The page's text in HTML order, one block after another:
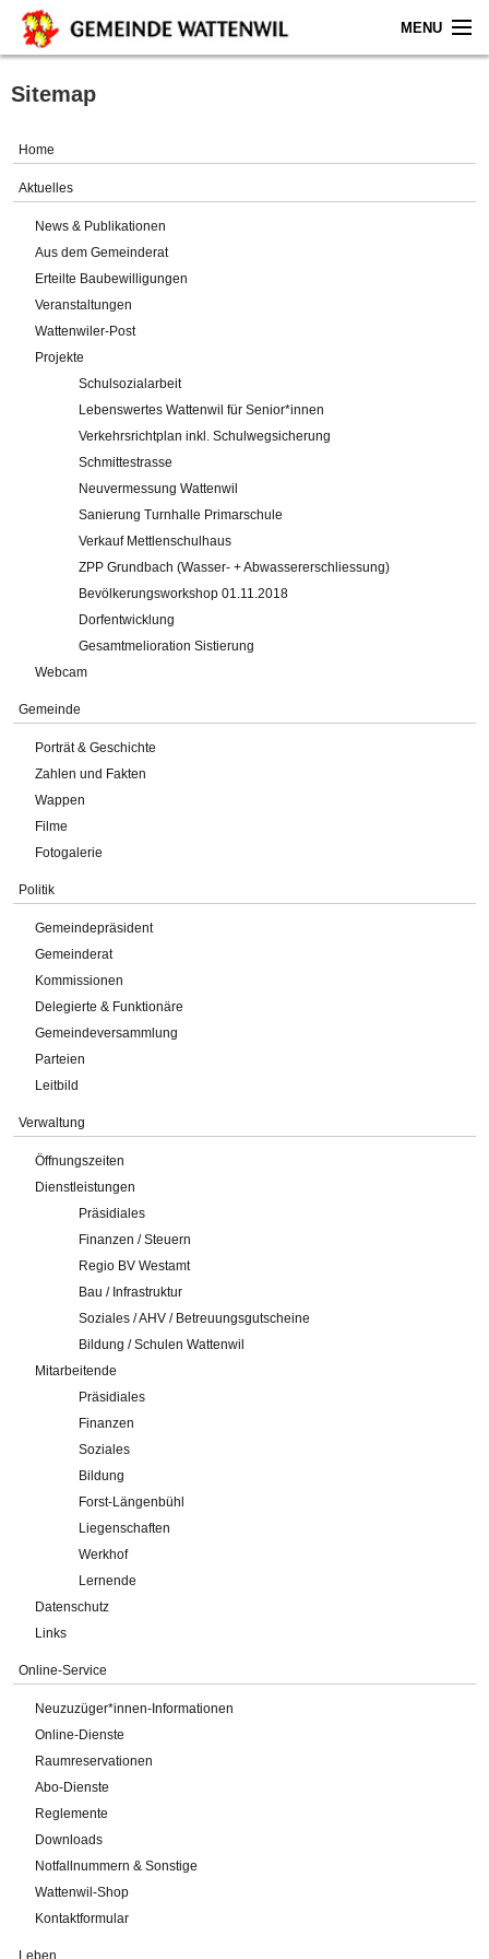
MENU
Home
Gemeinde
Verwaltung
Online-Service
Impressum
Sitemap
Home
Aktuelles
News & Publikationen
Aus dem Gemeinderat
Erteilte Baubewilligungen
Veranstaltungen
Wattenwiler-Post
Projekte
Schulsozialarbeit
Lebenswertes Wattenwil für Senior*innen
Verkehrsrichtplan inkl. Schulwegsicherung
Schmittestrasse
Neuvermessung Wattenwil
Sanierung Turnhalle Primarschule
Verkauf Mettlenschulhaus
ZPP Grundbach (Wasser- + Abwassererschliessung)
Bevölkerungsworkshop 01.11.2018
Dorfentwicklung
Gesamtmelioration Sistierung
Webcam
Gemeinde
Porträt & Geschichte
Zahlen und Fakten
Wappen
Filme
Fotogalerie
Politik
Gemeindepräsident
Gemeinderat
Kommissionen
Delegierte & Funktionäre
Gemeindeversammlung
Parteien
Leitbild
Verwaltung
Öffnungszeiten
Dienstleistungen
Präsidiales
Finanzen / Steuern
Regio BV Westamt
Bau / Infrastruktur
Soziales / AHV / Betreuungsgutscheine
Bildung / Schulen Wattenwil
Mitarbeitende
Präsidiales
Finanzen
Soziales
Bildung
Forst-Längenbühl
Liegenschaften
Werkhof
Lernende
Datenschutz
Links
Online-Service
Neuzuzüger*innen-Informationen
Online-Dienste
Raumreservationen
Abo-Dienste
Reglemente
Downloads
Notfallnummern & Sonstige
Wattenwil-Shop
Kontaktformular
Leben